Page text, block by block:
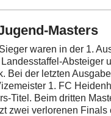
Masters
waren in der 1.
Absteiger
Bei der letzten
1. FC
Titel. Beim dritten
zwei verlorenen Finals